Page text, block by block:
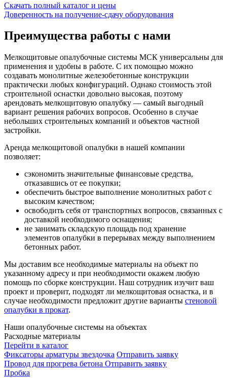
Скачать полный каталог и цены
Доверенность на получение-сдачу оборудования
Преимущества работы с нами
Мелкощитовые опалубочные системы МСК универсальны для
применения и удобны в работе. С их помощью можно
создавать монолитные железобетонные конструкции
практически любых конфигураций. Однако стоимость этой
строительной оснастки довольно высокая, поэтому
арендовать мелкощитовую опалубку — самый выгодный
вариант решения рабочих вопросов. Особенно в случае
небольших строительных компаний и объектов частной
застройки.
Аренда мелкощитовой опалубки в нашей компании
позволяет:
сэкономить значительные финансовые средства,
отказавшись от ее покупки;
обеспечить быстрое выполнение монолитных работ с
высоким качеством;
освободить себя от транспортных вопросов, связанных с
доставкой необходимого оснащения;
не занимать складскую площадь под хранение
элементов опалубки в перерывах между выполнением
бетонных работ.
Мы доставим все необходимые материалы на объект по
указанному адресу и при необходимости окажем любую
помощь по сборке конструкции. Наш сотрудник изучит ваш
проект и проверит, подходят ли мелкощитовая оснастка, и в
случае необходимости предложит другие варианты стеновой
опалубки в прокат.
Наши опалубочные системы на объектах
Расходные материалы
Перейти в каталог
Фиксаторы арматуры звездочка Отправить заявку
Провод для прогрева бетона Отправить заявку
Пробка